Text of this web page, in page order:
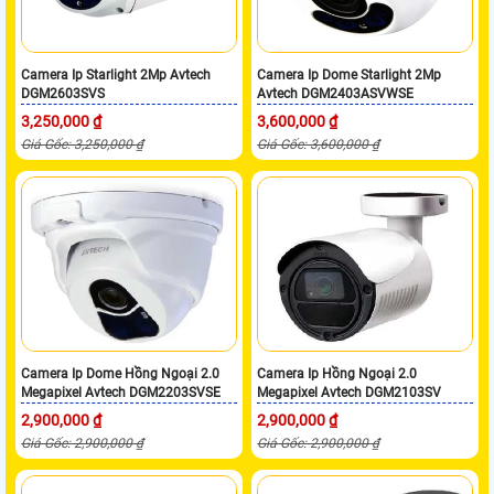
Camera Ip Starlight 2Mp Avtech
DGM2603SVS
3,250,000 ₫
Giá Gốc: 3,250,000 ₫
Camera Ip Dome Starlight 2Mp
Avtech DGM2403ASVWSE
3,600,000 ₫
Giá Gốc: 3,600,000 ₫
Camera Ip Dome Hồng Ngoại 2.0
Megapixel Avtech DGM2203SVSE
2,900,000 ₫
Giá Gốc: 2,900,000 ₫
Camera Ip Hồng Ngoại 2.0
Megapixel Avtech DGM2103SV
2,900,000 ₫
Giá Gốc: 2,900,000 ₫